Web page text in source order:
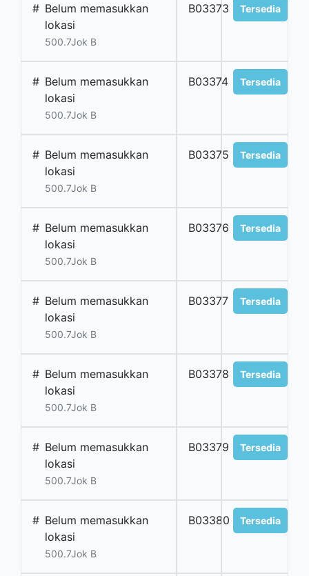
# Belum memasukkan
lokasi
500.7Jok B
B03373 Tersedia
# Belum memasukkan
lokasi
500.7Jok B
B03374 Tersedia
# Belum memasukkan
lokasi
500.7Jok B
B03375 Tersedia
# Belum memasukkan
lokasi
500.7Jok B
B03376 Tersedia
# Belum memasukkan
lokasi
500.7Jok B
B03377 Tersedia
# Belum memasukkan
lokasi
500.7Jok B
B03378 Tersedia
# Belum memasukkan
lokasi
500.7Jok B
B03379 Tersedia
# Belum memasukkan
lokasi
500.7Jok B
B03380 Tersedia